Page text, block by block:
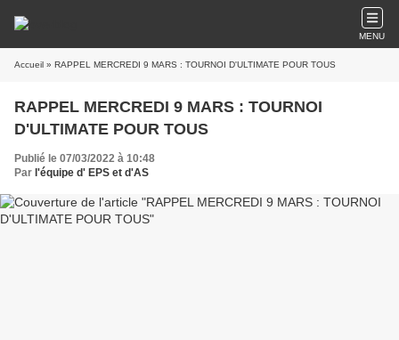
MENU
Accueil » RAPPEL MERCREDI 9 MARS : TOURNOI D'ULTIMATE POUR TOUS
RAPPEL MERCREDI 9 MARS : TOURNOI
D'ULTIMATE POUR TOUS
Publié le 07/03/2022 à 10:48
Par l'équipe d' EPS et d'AS